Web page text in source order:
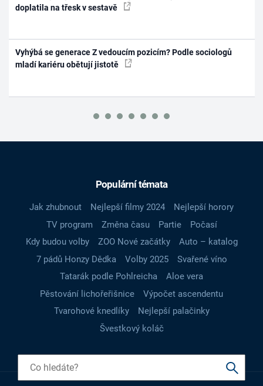
doplatila na třesk v sestavě
Vyhýbá se generace Z vedoucím pozicím? Podle sociologů
mladí kariéru obětují jistotě
Populární témata
Jak zhubnout Nejlepší filmy 2024
Nejlepší horory
TV program
Změna času Partie
Počasí
Kdy budou volby
ZOO Nové začátky
Auto – katalog
7 pádů Honzy Dědka
Volby 2025
Svařené víno
Tatarák podle Pohlreicha
Aloe vera
Pěstování lichořeřišnice
Výpočet ascendentu
Tvarohové knedlíky
Nejlepší palačinky
Švestkový koláč